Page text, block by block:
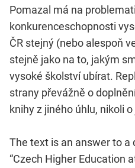
Pomazal má na
konkurenceschopnosti
ČR stejný (nebo alespoň
stejně jako na to, jakým
vysoké školství ubírat.
strany převážně o
knihy z jiného úhlu, nikoli
The text is an answer to a
“Czech Higher Education